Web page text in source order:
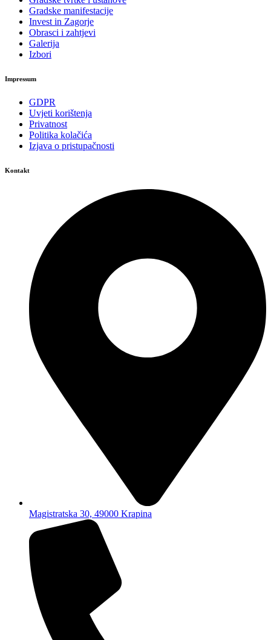
Gradske manifestacije
Invest in Zagorje
Obrasci i zahtjevi
Galerija
Izbori
Impressum
GDPR
Uvjeti korištenja
Privatnost
Politika kolačića
Izjava o pristupačnosti
Kontakt
Magistratska 30, 49000 Krapina